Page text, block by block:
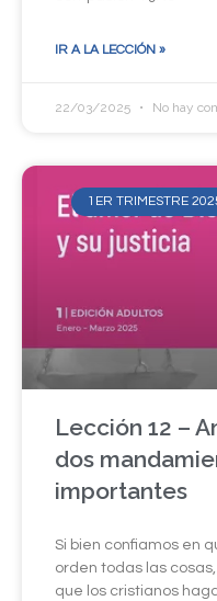
IR A LA LECCIÓN »
22/03/2025 No hay
1ER TRIMESTRE
Lección 12 –
dos
importantes
Si bien confiamos en
orden todas las
que los cristianos